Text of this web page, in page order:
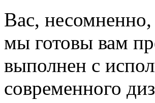
Вас, несомненно,
мы готовы вам
выполнен с
современного